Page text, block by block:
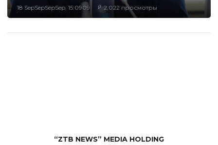
18 SepSepSepSep, 15:0909 2,022 просмотры
“ZTB NEWS” MEDIA HOLDING